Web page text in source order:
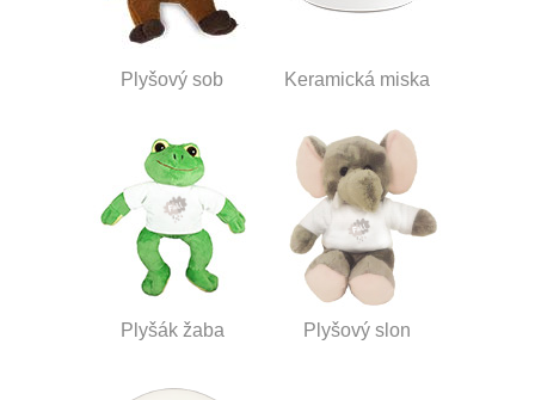
Plyšový sob Keramická miska
Plyšák žaba Plyšový slon